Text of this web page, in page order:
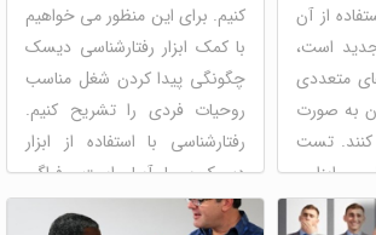
از آن
است،
متعددی
به صورت
کنند. تست
ابزاری
کنیم. برای این منظور می خواهیم
با کمک ابزار رفتارشناسی دیسک
چگونگی پیدا کردن شغل مناسب
روحیات فردی را تشریح کنیم.
رفتارشناسی با استفاده از ابزار
دیسک بسیار آسان است و فراگیر
...